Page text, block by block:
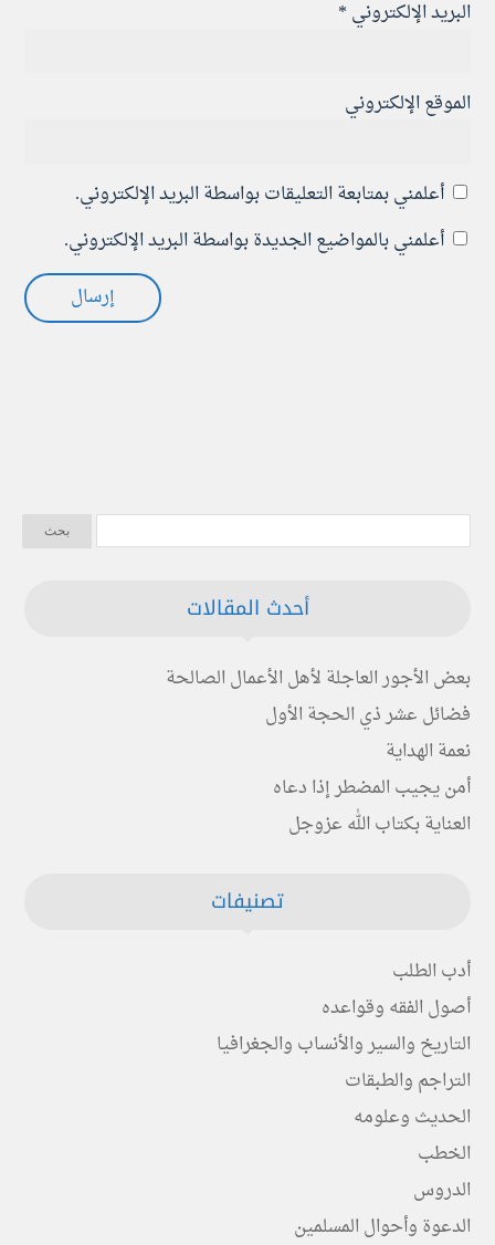
البريد الإلكتروني *
الموقع الإلكتروني
أعلمني بمتابعة التعليقات بواسطة البريد الإلكتروني.
أعلمني بالمواضيع الجديدة بواسطة البريد الإلكتروني.
أحدث المقالات
بعض الأجور العاجلة لأهل الأعمال الصالحة
فضائل عشر ذي الحجة الأول
نعمة الهداية
أمن يجيب المضطر إذا دعاه
العناية بكتاب الله عزوجل
تصنيفات
أدب الطلب
أصول الفقه وقواعده
التاريخ والسير والأنساب والجغرافيا
التراجم والطبقات
الحديث وعلومه
الخطب
الدروس
الدعوة وأحوال المسلمين